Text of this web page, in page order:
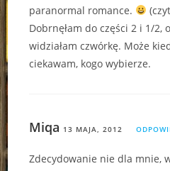
paranormal romance.
Dobrnęłam do części 2 i 1/2,
widziałam czwórkę. Może
ciekawam, kogo wybierze.
Miqa 13 MAJA, 2012
Zdecydowanie nie dla mnie,